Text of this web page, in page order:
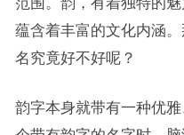
蕴含着丰富的文化内涵
名究竟好不好呢？
韵字本身就带有一种优